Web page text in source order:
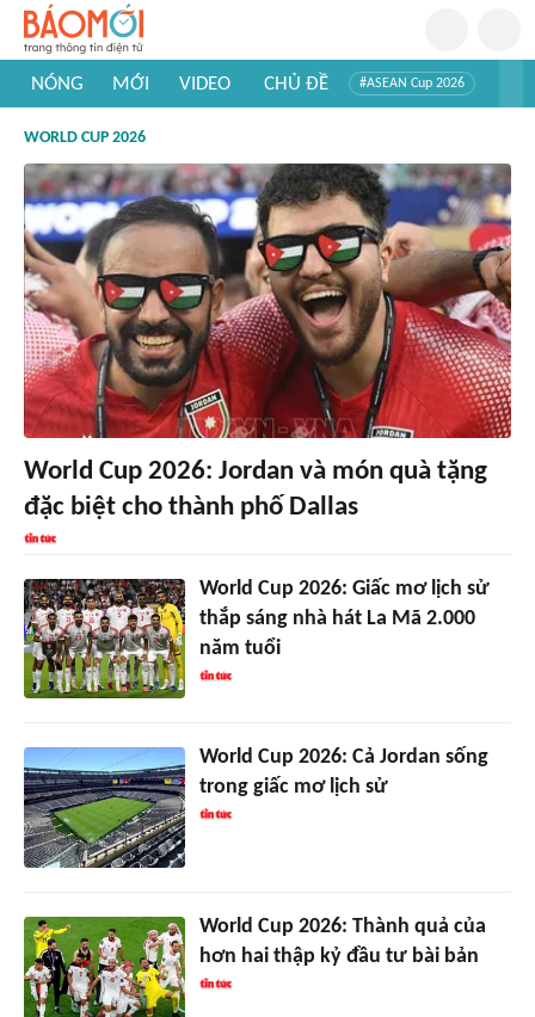
NÓNG MỚI VIDEO CHỦ ĐỀ #ASEAN Cup 2026
#Khám phá thế giới
WORLD CUP 2026
World Cup 2026: Jordan và món quà tặng
đặc biệt cho thành phố Dallas
World Cup 2026: Giấc mơ lịch sử
thắp sáng nhà hát La Mã 2.000
năm tuổi
World Cup 2026: Cả Jordan sống
trong giấc mơ lịch sử
World Cup 2026: Thành quả của
hơn hai thập kỷ đầu tư bài bản